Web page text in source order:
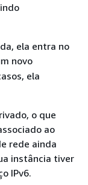
ela entra no
novo
ela
o que
ao
rede ainda
instância tiver
IPv6.